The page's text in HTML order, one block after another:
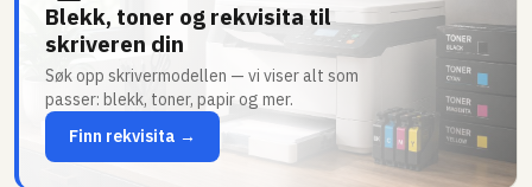
Blekk, toner og rekvisita til
skriveren din
Søk opp skrivermodellen — vi viser alt som
passer: blekk, toner, papir og mer.
Finn rekvisita →